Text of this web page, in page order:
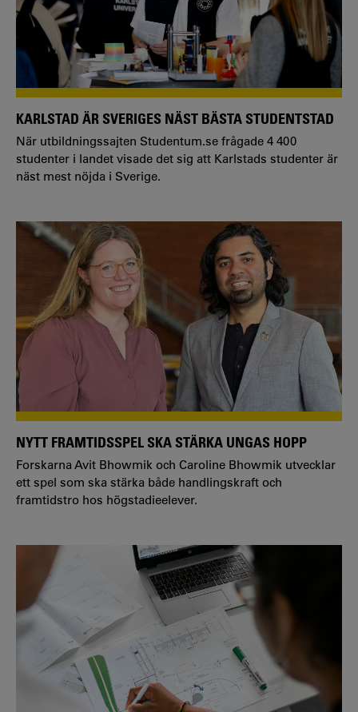
KARLSTAD ÄR SVERIGES NÄST BÄSTA STUDENTSTAD
När utbildningssajten Studentum.se frågade 4 400
studenter i landet visade det sig att Karlstads studenter är
näst mest nöjda i Sverige.
NYTT FRAMTIDSSPEL SKA STÄRKA UNGAS HOPP
Forskarna Avit Bhowmik och Caroline Bhowmik utvecklar
ett spel som ska stärka både handlingskraft och
framtidstro hos högstadieelever.